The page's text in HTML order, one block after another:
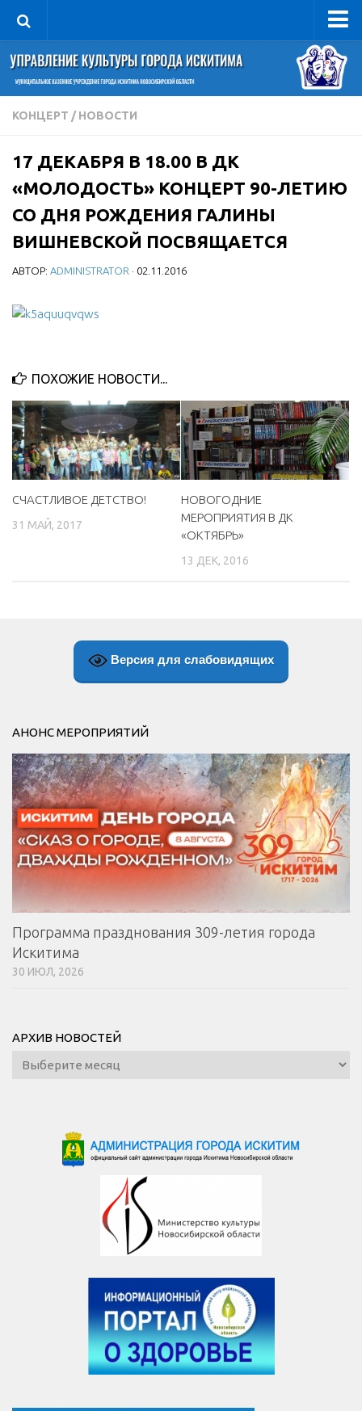
Управление
Руководитель
Сведения об организации
Книга почета культуры
Фотогалерея
Документы
Учредительные документы
Правовая база
МБУ Дом культуры «Молодость»
МБУ Дом культуры «Октябрь»
МБОУ ДО «Детская школа искусств»
МБОУ ДО «Детская музыкальная школа»
музей»
МБУ Парк культуры и отдыха им. И.В. Коротеева
МБУК «Централизованная библиотечная система»
Независимая оценка качества
Контакты
КОНЦЕРТ / НОВОСТИ
17 ДЕКАБРЯ В 18.00 В ДК
«МОЛОДОСТЬ» КОНЦЕРТ 90-ЛЕТИЮ
СО ДНЯ РОЖДЕНИЯ ГАЛИНЫ
ВИШНЕВСКОЙ ПОСВЯЩАЕТСЯ
АВТОР: ADMINISTRATOR · 02.11.2016
ПОХОЖИЕ НОВОСТИ...
СЧАСТЛИВОЕ ДЕТСТВО!
31 МАЙ, 2017
НОВОГОДНИЕ
МЕРОПРИЯТИЯ В ДК
«ОКТЯБРЬ»
13 ДЕК, 2016
Версия для слабовидящих
АНОНС МЕРОПРИЯТИЙ
Программа празднования 309-летия города
Искитима
30 ИЮЛ, 2026
АРХИВ НОВОСТЕЙ
Архив
новостей